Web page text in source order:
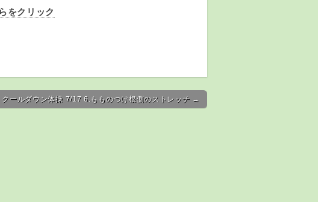
をクリック
クールダウン体操 7/17 6.もものつけ根側のストレッチ →